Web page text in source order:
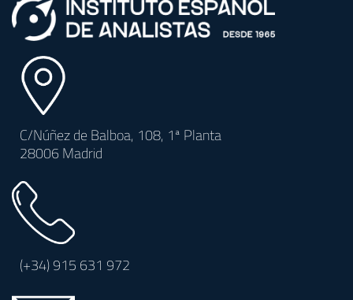
C/Núñez de Balboa, 108, 1ª Planta
28006 Madrid
(+34)915 631 972